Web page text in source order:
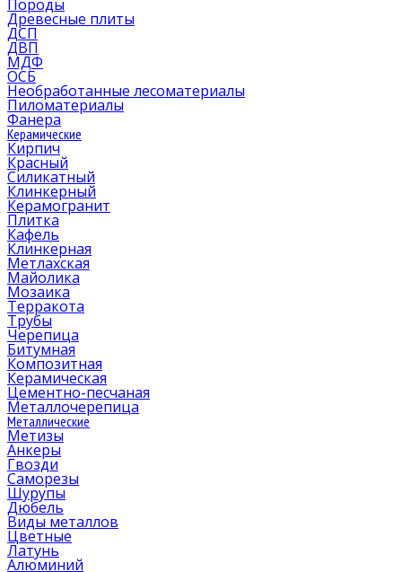
Породы
Древесные плиты
ДСП
ДВП
МДФ
ОСБ
Необработанные лесоматериалы
Пиломатериалы
Фанера
Керамические
Кирпич
Красный
Силикатный
Клинкерный
Керамогранит
Плитка
Кафель
Клинкерная
Метлахская
Майолика
Мозаика
Терракота
Трубы
Черепица
Битумная
Композитная
Керамическая
Цементно-песчаная
Металлочерепица
Металлические
Метизы
Анкеры
Гвозди
Саморезы
Шурупы
Дюбель
Виды металлов
Цветные
Латунь
Алюминий